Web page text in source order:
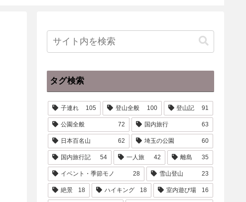
タグ検索
子連れ 105 登山全般 100 登山記 91
公園全般 72 国内旅行 63
日本百名山 62 埼玉の公園 60
国内旅行記 54 一人旅 42 離島 35
イベント・季節モノ 28 雪山登山 23
絶景 18 ハイキング 18 室内遊び場 16